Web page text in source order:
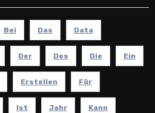
Bei Das Data
Der Des Die Ein
Erstellen Für
Ist Jahr Kann